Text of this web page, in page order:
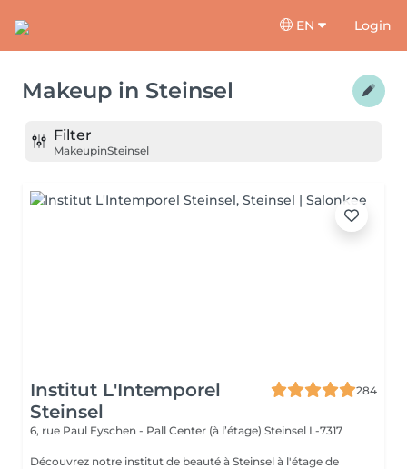
EN Login
Makeup in Steinsel
Filter
MakeupinSteinsel
Institut L'Intemporel
Steinsel
284
6, rue Paul Eyschen - Pall Center (à l’étage) Steinsel L-7317
Découvrez notre institut de beauté à Steinsel à l'étage de